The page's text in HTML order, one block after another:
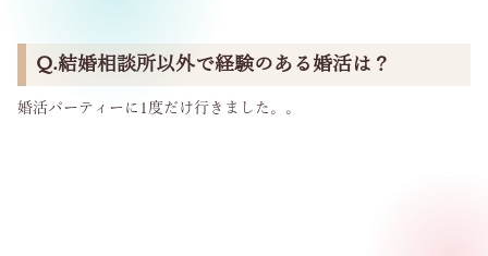
Q.結婚相談所以外で経験のある婚活は？
婚活パーティーに1度だけ行きました。。